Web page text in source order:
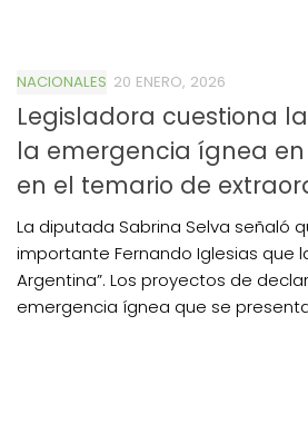
NACIONALES 20 ENERO, 2026
Legisladora cuestiona
la emergencia ígnea
en el temario de
La diputada Sabrina Selva señaló
importante Fernando Iglesias que
Argentina”. Los proyectos de
emergencia ígnea que se